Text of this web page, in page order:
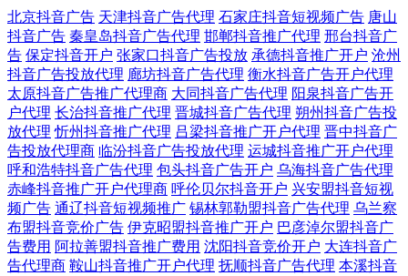
北京抖音广告 天津抖音广告代理 石家庄抖音短视频广告 唐山
抖音广告 秦皇岛抖音广告代理 邯郸抖音推广代理 邢台抖音广
告 保定抖音开户 张家口抖音广告投放 承德抖音推广开户 沧州
抖音广告投放代理 廊坊抖音广告代理 衡水抖音广告开户代理
太原抖音广告推广代理商 大同抖音广告代理 阳泉抖音广告开
户代理 长治抖音推广代理 晋城抖音广告代理 朔州抖音广告投
放代理 忻州抖音推广代理 吕梁抖音推广开户代理 晋中抖音广
告投放代理商 临汾抖音广告投放代理 运城抖音推广开户代理
呼和浩特抖音广告代理 包头抖音广告开户 乌海抖音广告代理
赤峰抖音推广开户代理商 呼伦贝尔抖音开户 兴安盟抖音短视
频广告 通辽抖音短视频推广 锡林郭勒盟抖音广告代理 乌兰察
布盟抖音竞价广告 伊克昭盟抖音推广开户 巴彦淖尔盟抖音广
告费用 阿拉善盟抖音推广费用 沈阳抖音竞价开户 大连抖音广
告代理商 鞍山抖音推广开户代理 抚顺抖音广告代理 本溪抖音